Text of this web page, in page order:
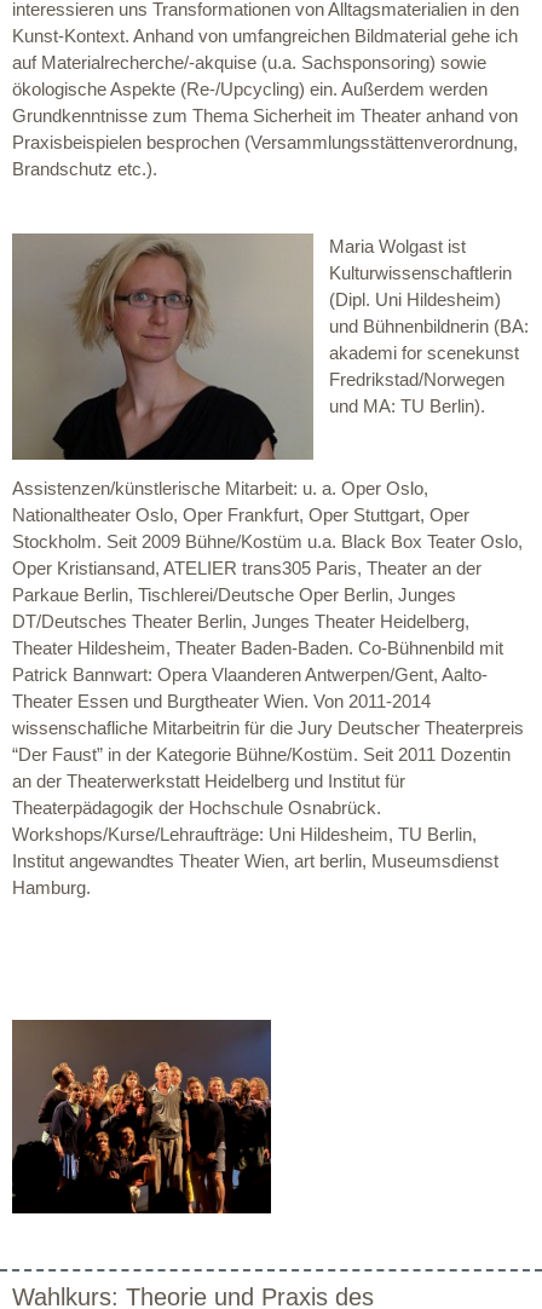
interessieren uns Transformationen von Alltagsmaterialien in den
Kunst-Kontext. Anhand von umfangreichen Bildmaterial gehe ich
auf Materialrecherche/-akquise (u.a. Sachsponsoring) sowie
ökologische Aspekte (Re-/Upcycling) ein. Außerdem werden
Grundkenntnisse zum Thema Sicherheit im Theater anhand von
Praxisbeispielen besprochen (Versammlungsstättenverordnung,
Brandschutz etc.).
Maria Wolgast ist
Kulturwissenschaftlerin
(Dipl. Uni Hildesheim)
und Bühnenbildnerin (BA:
akademi for scenekunst
Fredrikstad/Norwegen
und MA: TU Berlin).
Assistenzen/künstlerische Mitarbeit: u. a. Oper Oslo,
Nationaltheater Oslo, Oper Frankfurt, Oper Stuttgart, Oper
Stockholm. Seit 2009 Bühne/Kostüm u.a. Black Box Teater Oslo,
Oper Kristiansand, ATELIER trans305 Paris, Theater an der
Parkaue Berlin, Tischlerei/Deutsche Oper Berlin, Junges
DT/Deutsches Theater Berlin, Junges Theater Heidelberg,
Theater Hildesheim, Theater Baden-Baden. Co-Bühnenbild mit
Patrick Bannwart: Opera Vlaanderen Antwerpen/Gent, Aalto-
Theater Essen und Burgtheater Wien. Von 2011-2014
wissenschafliche Mitarbeitrin für die Jury Deutscher Theaterpreis
“Der Faust” in der Kategorie Bühne/Kostüm. Seit 2011 Dozentin
an der Theaterwerkstatt Heidelberg und Institut für
Theaterpädagogik der Hochschule Osnabrück.
Workshops/Kurse/Lehraufträge: Uni Hildesheim, TU Berlin,
Institut angewandtes Theater Wien, art berlin, Museumsdienst
Hamburg.
Wahlkurs: Theorie und Praxis des